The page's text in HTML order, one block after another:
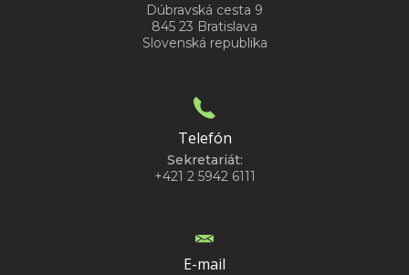
Dúbravská cesta 9
845 23 Bratislava
Slovenská republika
Telefón
Sekretariát:
+421 2 5942 6111
E-mail